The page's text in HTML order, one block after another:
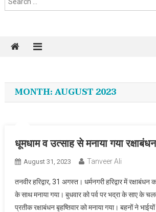
MONTH: AUGUST 2023
धूमधाम व उत्साह से मनाया गया
August 31, 2023 Tanveer Ali
तनवीर हरिद्वार, 31 अगस्त। धर्मनगरी हरिद्वार में रक्षाबंधन
के साथ मनाया गया। बुधवार को पर्व पर भद्रा के साए के
प्रतीक रक्षाबंधन बृहष्तिवार को मनाया गया। बहनों ने